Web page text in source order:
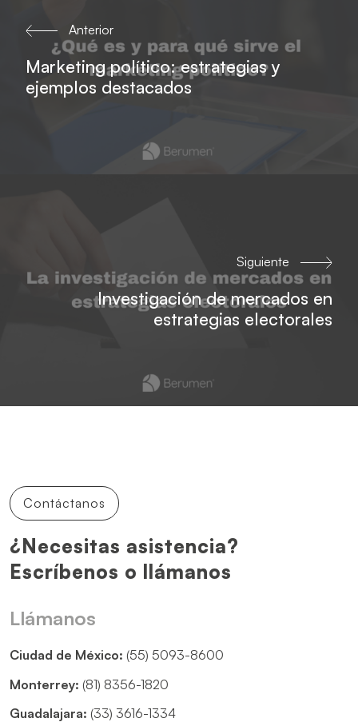
Anterior
Marketing político: estrategias y
ejemplos destacados
Siguiente
Investigación de mercados en
estrategias electorales
Contáctanos
¿Necesitas asistencia?
Escríbenos o llámanos
Llámanos
Ciudad de México: (55) 5093-8600
Monterrey: (81) 8356-1820
Guadalajara: (33) 3616-1334